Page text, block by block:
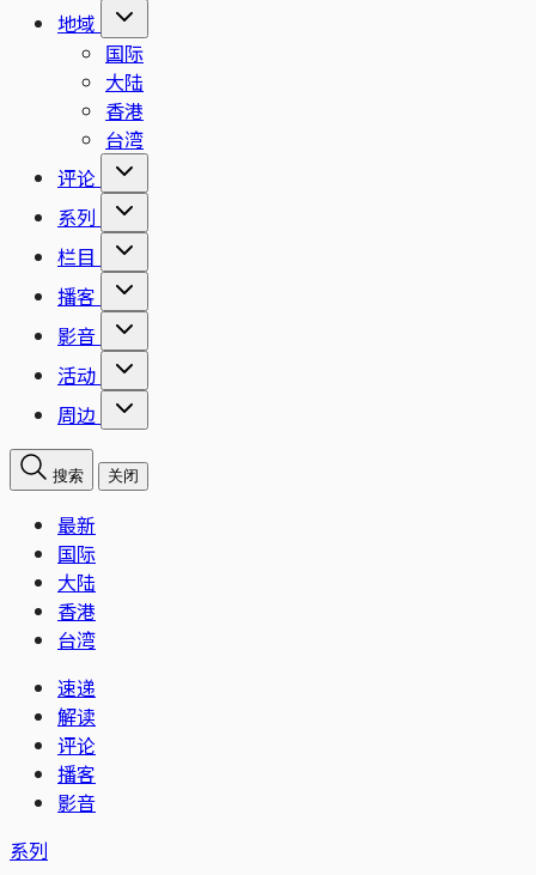
地域
国际
大陆
香港
台湾
评论
系列
栏目
播客
影音
活动
周边
搜索 关闭
最新
国际
大陆
香港
台湾
速递
解读
评论
播客
影音
系列